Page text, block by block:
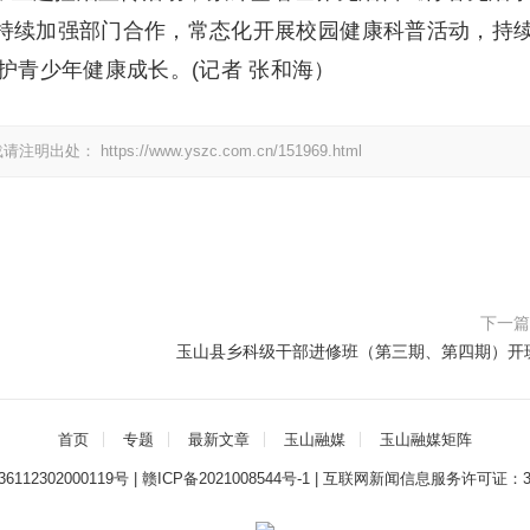
加强部门合作，常态化开展校园健康科普活动，持
青少年健康成长。(记者 张和海）
注明出处： https://www.yszc.com.cn/151969.html
下一篇
玉山县乡科级干部进修班（第三期、第四期）开
首页 专题 最新文章 玉山融媒 玉山融媒矩阵
号 赣ICP备2021008544号-1 互联网新闻信息服务许可证：